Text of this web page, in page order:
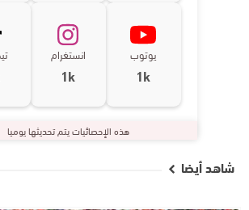
يوتوب
1k
انستغرام
1k
هذه الإحصائيات يتم تحديثها يوميا
شاهد أيضا